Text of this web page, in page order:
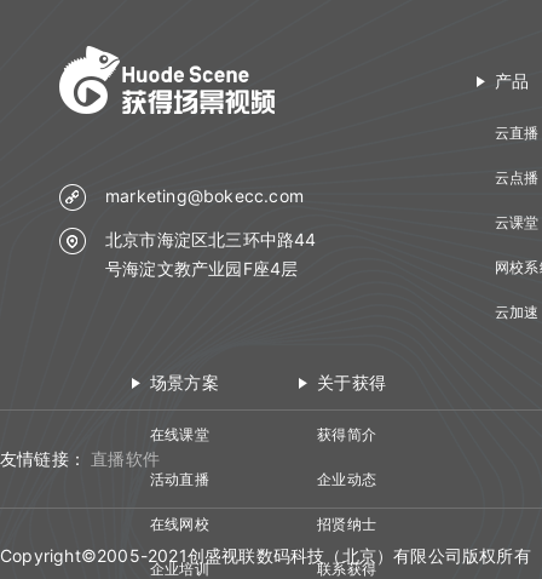
marketing@bokecc.com
北京市海淀区北三环中路44
号海淀文教产业园F座4层
产品
云直播
云点播
云课堂
网校
云加速
场景方案
在线课堂
活动直播
在线网校
企业培训
关于获得
获得简介
企业动态
招贤纳士
联系获得
友情链接： 直播软件
Copyright©2005-2021创盛视联数码科技（北京）有限公司版权所有